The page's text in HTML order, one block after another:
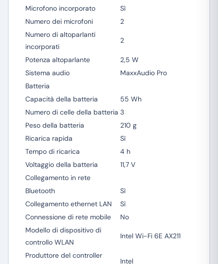
Microfono incorporato
Sì
Numero dei microfoni
2
Numero di altoparlanti
incorporati
2
Potenza altoparlante
2,5 W
Sistema audio
MaxxAudio Pro
Batteria
Capacità della batteria
55 Wh
Numero di celle della batteria 3
Peso della batteria
210 g
Ricarica rapida
Sì
Tempo di ricarica
4 h
Voltaggio della batteria
11,7 V
Collegamento in rete
Bluetooth
Sì
Collegamento ethernet LAN
Sì
Connessione di rete mobile
No
Modello di dispositivo di
controllo WLAN
Intel Wi-Fi 6E AX211
Produttore del controller
Intel